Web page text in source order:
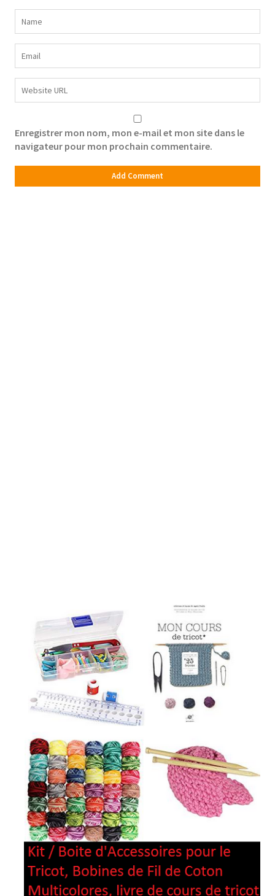
Enregistrer mon nom, mon e-mail et mon site dans le
navigateur pour mon prochain commentaire.